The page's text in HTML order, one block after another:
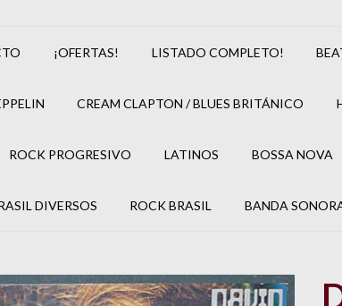
¡OFERTAS! LISTADO COMPLETO!
CREAM CLAPTON / BLUES BRITÁNICO
ROCK PROGRESIVO LATINOS BOSSA NOVA
DIVERSOS ROCK BRASIL BANDA